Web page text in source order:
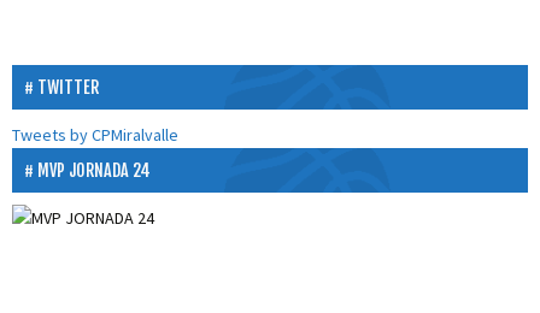
TWITTER
Tweets by CPMiralvalle
MVP JORNADA 24